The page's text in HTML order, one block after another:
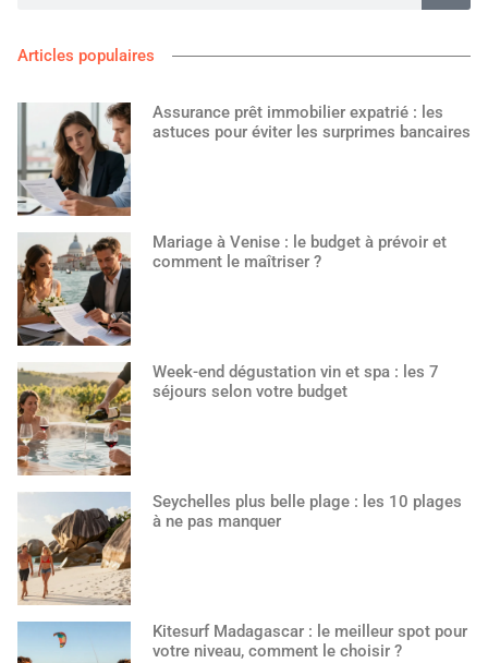
Articles populaires
Assurance prêt immobilier expatrié : les
astuces pour éviter les surprimes bancaires
Mariage à Venise : le budget à prévoir et
comment le maîtriser ?
Week-end dégustation vin et spa : les 7
séjours selon votre budget
Seychelles plus belle plage : les 10 plages
à ne pas manquer
Kitesurf Madagascar : le meilleur spot pour
votre niveau, comment le choisir ?